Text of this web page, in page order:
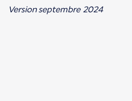
Version septembre 2024